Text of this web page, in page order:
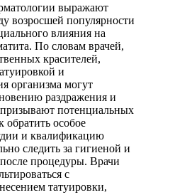
выражают
возросшей популярности
влияния на
По словам врачей,
красителей,
и
организма могут
раздражения и
потенциальных
обратить особое
и квалификацию
следить за гигиеной и
процедуры. Врачи
с
татуировки,